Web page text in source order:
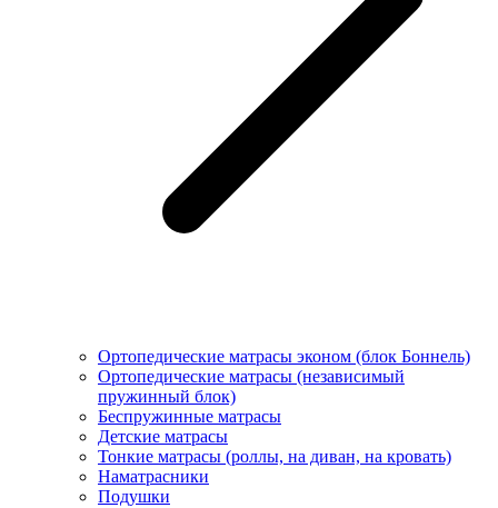
Ортопедические матрасы эконом (блок Боннель)
Ортопедические матрасы (независимый
пружинный блок)
Беcпружинные матрасы
Детские матрасы
Тонкие матрасы (роллы, на диван, на кровать)
Наматрасники
Подушки